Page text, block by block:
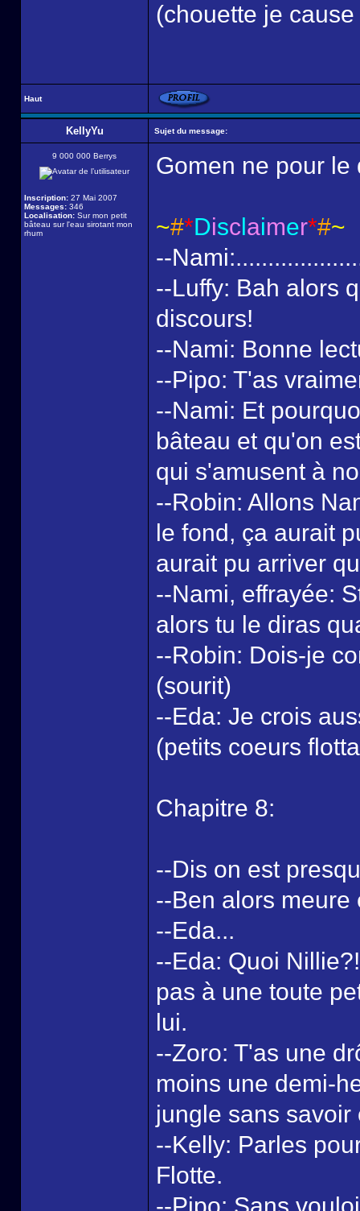
(chouette je
Haut
KellyYu Sujet du message:
9 000 000 Berrys
Inscription: 27 Mai 2007
Messages: 346
Localisation: Sur mon petit
bâteau sur l'eau sirotant mon
rhum
Gomen ne pour
~#*Disclaimer*#~
--
--Luffy: Bah alors
discours!
--Nami: Bonne
--Pipo: T'as
--Nami: Et
bâteau et qu'on
qui s'amusent à
--Robin: Allons
le fond, ça aurait
aurait pu arriver
--Nami, effrayée:
alors tu le diras
--Robin: Dois-je
(sourit)
--Eda: Je crois
(petits coeurs
Chapitre 8:
--Dis on est
--Ben alors meure
--Eda...
--Eda: Quoi
pas à une toute
lui.
--Zoro: T'as une
moins une demi-
jungle sans savoir
--Kelly: Parles
Flotte.